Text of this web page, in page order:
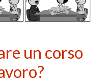
un corso